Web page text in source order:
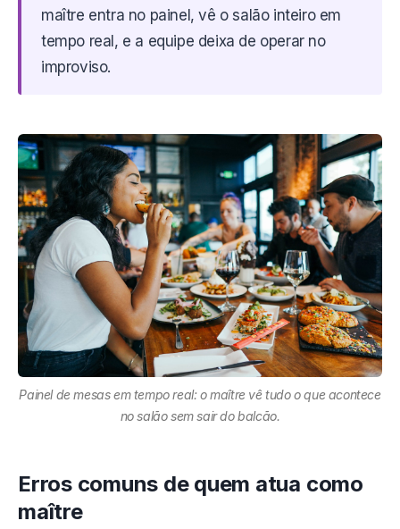
maître entra no painel, vê o salão inteiro em
tempo real, e a equipe deixa de operar no
improviso.
Painel de mesas em tempo real: o maître vê tudo o que acontece
no salão sem sair do balcão.
Erros comuns de quem atua como
maître